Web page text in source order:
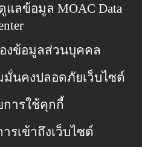
ลข้อมูล MOAC Data
งข้อมูลส่วนบุคคล
นคงปลอดภัยเว็บไซต์
การใช้คุกกี้
รเข้าถึงเว็บไซต์